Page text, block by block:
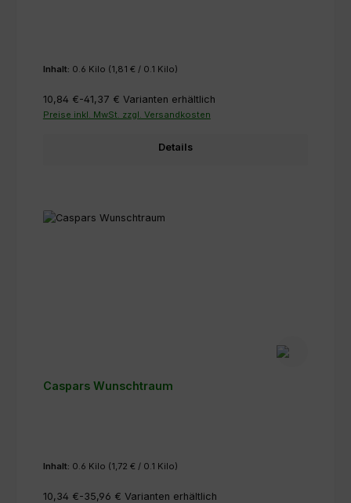
Inhalt: 0.6 Kilo (1,81 € / 0.1 Kilo)
10,84 €-41,37 € Varianten erhältlich
Preise inkl. MwSt. zzgl. Versandkosten
Details
Caspars Wunschtraum
Inhalt: 0.6 Kilo (1,72 € / 0.1 Kilo)
10,34 €-35,96 € Varianten erhältlich